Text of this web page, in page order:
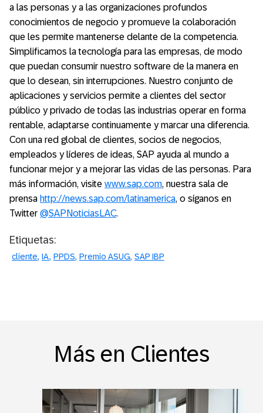
a las personas y a las organizaciones profundos
conocimientos de negocio y promueve la colaboración
que les permite mantenerse delante de la competencia.
Simplificamos la tecnología para las empresas, de modo
que puedan consumir nuestro software de la manera en
que lo desean, sin interrupciones. Nuestro conjunto de
aplicaciones y servicios permite a clientes del sector
público y privado de todas las industrias operar en forma
rentable, adaptarse continuamente y marcar una diferencia.
Con una red global de clientes, socios de negocios,
empleados y líderes de ideas, SAP ayuda al mundo a
funcionar mejor y a mejorar las vidas de las personas. Para
más información, visite www.sap.com, nuestra sala de
prensa http://news.sap.com/latinamerica, o síganos en
Twitter @SAPNoticiasLAC.
Etiquetas:
cliente IA PPDS Premio ASUG SAP IBP
Más en Clientes